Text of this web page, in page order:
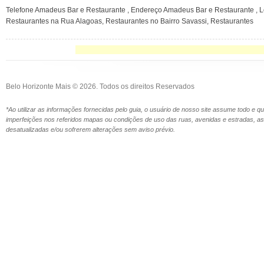
Telefone Amadeus Bar e Restaurante , Endereço Amadeus Bar e Restaurante
Restaurantes na Rua Alagoas, Restaurantes no Bairro Savassi, Restaurantes
Belo Horizonte Mais © 2026. Todos os direitos Reservados
*Ao utilizar as informações fornecidas pelo guia, o usuário de nosso site assume todo e
imperfeições nos referidos mapas ou condições de uso das ruas, avenidas e estradas,
desatualizadas e/ou sofrerem alterações sem aviso prévio.